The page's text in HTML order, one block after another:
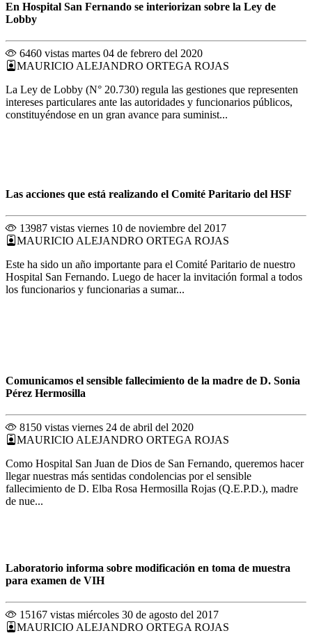
En Hospital San Fernando se interiorizan sobre la Ley de
Lobby
6460 vistas martes 04 de febrero del 2020
MAURICIO ALEJANDRO ORTEGA ROJAS
La Ley de Lobby (N° 20.730) regula las gestiones que representen
intereses particulares ante las autoridades y funcionarios públicos,
constituyéndose en un gran avance para suminist...
Las acciones que está realizando el Comité Paritario del HSF
13987 vistas viernes 10 de noviembre del 2017
MAURICIO ALEJANDRO ORTEGA ROJAS
Este ha sido un año importante para el Comité Paritario de nuestro
Hospital San Fernando. Luego de hacer la invitación formal a todos
los funcionarios y funcionarias a sumar...
Comunicamos el sensible fallecimiento de la madre de D. Sonia
Pérez Hermosilla
8150 vistas viernes 24 de abril del 2020
MAURICIO ALEJANDRO ORTEGA ROJAS
Como Hospital San Juan de Dios de San Fernando, queremos hacer
llegar nuestras más sentidas condolencias por el sensible
fallecimiento de D. Elba Rosa Hermosilla Rojas (Q.E.P.D.), madre
de nue...
Laboratorio informa sobre modificación en toma de muestra
para examen de VIH
15167 vistas miércoles 30 de agosto del 2017
MAURICIO ALEJANDRO ORTEGA ROJAS